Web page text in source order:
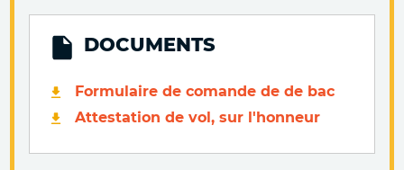
DOCUMENTS
Formulaire de comande de de bac
Attestation de vol, sur l'honneur